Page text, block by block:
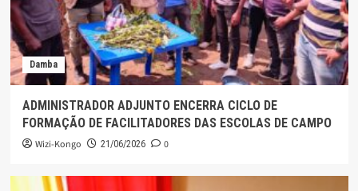
Damba
ADMINISTRADOR ADJUNTO ENCERRA CICLO DE
FORMAÇÃO DE FACILITADORES DAS ESCOLAS DE CAMPO
Wizi-Kongo 21/06/2026 0